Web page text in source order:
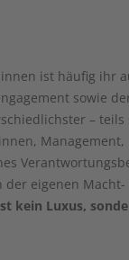
ist häufig ihr
sowie
–
eigenen
kein Luxus,